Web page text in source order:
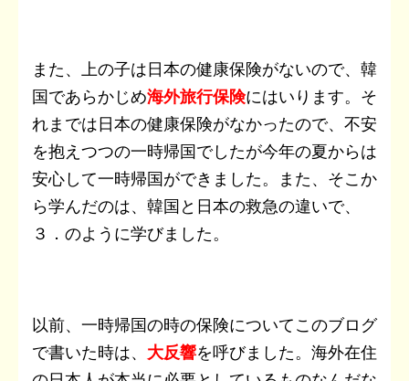
また、上の子は日本の健康保険がないので、韓
国であらかじめ海外旅行保険にはいります。そ
れまでは日本の健康保険がなかったので、不安
を抱えつつの一時帰国でしたが今年の夏からは
安心して一時帰国ができました。また、そこか
ら学んだのは、韓国と日本の救急の違いで、
３．のように学びました。
以前、一時帰国の時の保険についてこのブログ
で書いた時は、 大反響を呼びました。海外在住